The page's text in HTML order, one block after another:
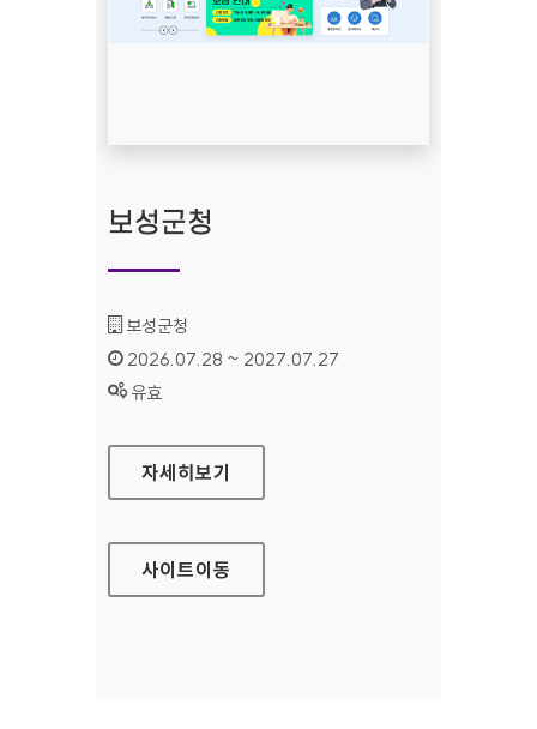
보성군청
기관명 :
보성군청
인증기간 :
2026.07.28 ~ 2027.07.27
상태 :
유효
보성군청
자세히보기
사이트이동